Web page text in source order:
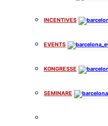
INCENTIVES
EVENTS
KONGRESSE
SEMINARE